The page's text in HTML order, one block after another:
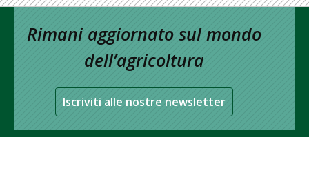
Rimani aggiornato sul mondo
dell’agricoltura
Iscriviti alle nostre newsletter